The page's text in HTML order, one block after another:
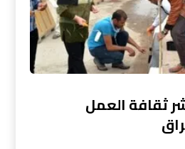
ثقافة العمل